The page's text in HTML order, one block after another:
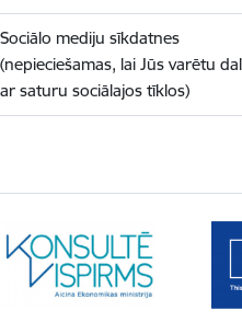
Sociālo mediju sīkdatnes
(nepieciešamas, lai Jūs varētu
ar saturu sociālajos tīklos)